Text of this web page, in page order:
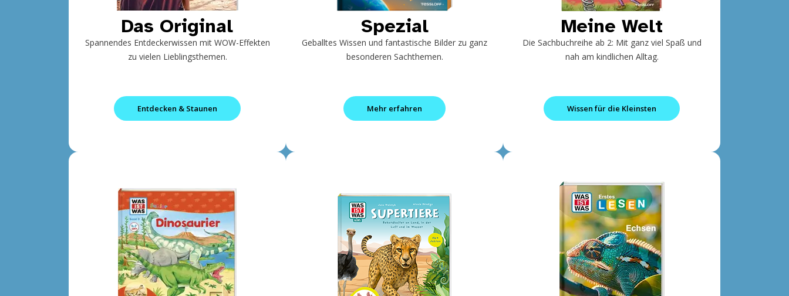
Das Original
Spannendes Entdeckerwissen mit WOW-Effekten
zu vielen Lieblingsthemen.
Entdecken & Staunen
Spezial
Geballtes Wissen und fantastische Bilder zu ganz
besonderen Sachthemen.
Mehr erfahren
Meine Welt
Die Sachbuchreihe ab 2: Mit ganz viel Spaß und
nah am kindlichen Alltag.
Wissen für die Kleinsten